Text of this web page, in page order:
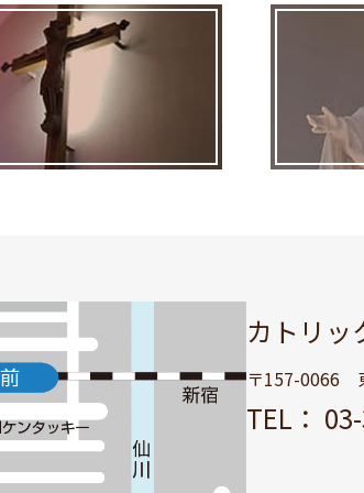
カトリッ
〒157-0066
TEL：